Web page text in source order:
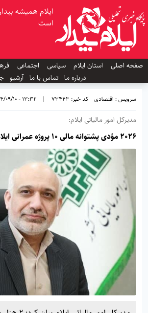
ایلام همیشه
است
صفحه اصلی
استان ایلام سیاسی اجتماعی
درباره ما تماس با ما آرشیو
سرویس : اقتصادی کد خبر: 73443 |
13:32 - 1404/09/10
مدیرکل امور مالیاتی ایلام:
۲۰۲۶ مؤدی پشتوانه مالی ۱۰ پروژه عمرانی ایلام شدند